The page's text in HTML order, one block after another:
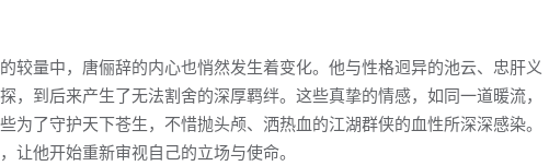
较量中，唐俪辞的内心也悄然发生着变化。他与性格迥异的池云、忠肝义
，到后来产生了无法割舍的深厚羁绊。这些真挚的情感，如同一道暖流，
了守护天下苍生，不惜抛头颅、洒热血的江湖群侠的血性所深深感染。
他开始重新审视自己的立场与使命。